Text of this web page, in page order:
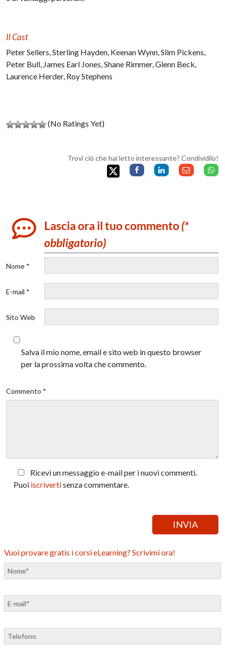
Il Cast
Peter Sellers, Sterling Hayden, Keenan Wynn, Slim Pickens,
Peter Bull, James Earl Jones, Shane Rimmer, Glenn Beck,
Laurence Herder, Roy Stephens
(No Ratings Yet)
Trovi ciò che hai letto interessante? Condividilo!
Lascia ora il tuo commento(*
obbligatorio)
Nome *
E-mail *
Sito Web
Salva il mio nome, email e sito web in questo browser
per la prossima volta che commento.
Commento *
Ricevi un messaggio e-mail per i nuovi commenti.
Puoi iscrivertisenza commentare.
Vuoi provare gratis i corsi eLearning? Scrivimi ora!